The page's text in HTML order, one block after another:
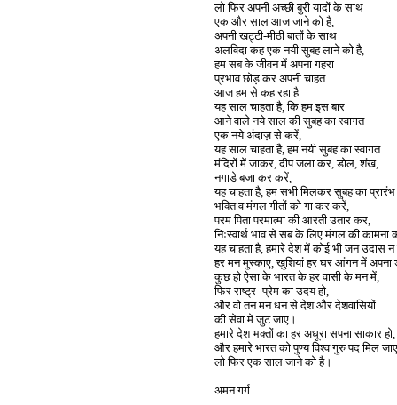
लो फिर अपनी अच्छी बुरी यादों के साथ
एक और साल आज जाने को है,
अपनी खट्टी-मीठी बातों के साथ
अलविदा कह एक नयी सुबह लाने को है,
हम सब के जीवन में अपना गहरा
प्रभाव छोड़ कर अपनी चाहत
आज हम से कह रहा है
यह साल चाहता है, कि हम इस बार
आने वाले नये साल की सुबह का स्वागत
एक नये अंदाज़ से करें,
यह साल चाहता है, हम नयी सुबह का स्वागत
मंदिरों में जाकर, दीप जला कर, डोल, शंख,
नगाडे बजा कर करें,
यह चाहता है, हम सभी मिलकर सुबह का प्रारंभ
भक्ति व मंगल गीतों को गा कर करें,
परम पिता परमात्मा की आरती उतार कर,
निःस्वार्थ भाव से सब के लिए मंगल की कामना
यह चाहता है, हमारे देश में कोई भी जन उदास न
हर मन मुस्काए, खुशियां हर घर आंगन में अपना
कुछ हो ऐसा के भारत के हर वासी के मन में,
फिर राष्ट्र–प्रेम का उदय हो,
और वो तन मन धन से देश और देशवासियों
की सेवा मे जुट जाए।
हमारे देश भक्तों का हर अधूरा सपना साकार हो,
और हमारे भारत को पुण्य विश्व गुरु पद मिल
लो फिर एक साल जाने को है।
अमन गर्ग